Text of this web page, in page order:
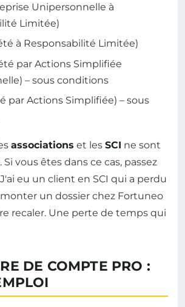
Unipersonnelle à
Limitée)
à Responsabilité Limitée)
par Actions Simplifiée
– sous conditions
par Actions Simplifiée) – sous
associations et les SCI ne sont
Si vous êtes dans ce cas, passez
eu un client en SCI qui a perdu
un dossier chez Fortuneo
recaler. Une perte de temps qui
DE COMPTE PRO :